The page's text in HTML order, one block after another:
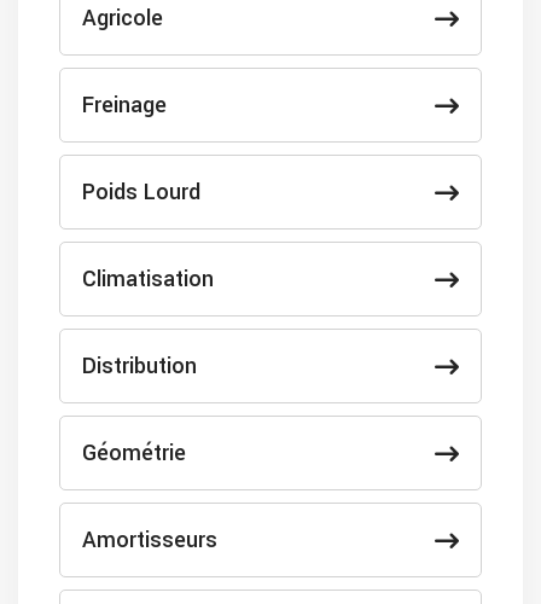
Agricole
Freinage
Poids Lourd
Climatisation
Distribution
Géométrie
Amortisseurs